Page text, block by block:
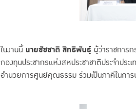
ในงานนี้นายชัชชาติ สิทธิพันธุ์ ผู้ว่าราชการ
กองทุนประชากรแห่งสหประชาชาติประจำประ
อำนวยการศูนย์คุณธรรม ร่วมเป็นภาคีในกา